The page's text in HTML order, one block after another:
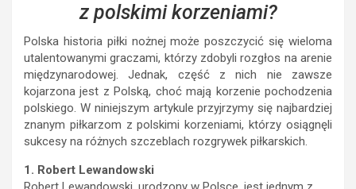
z polskimi korzeniami?
Polska historia piłki nożnej może poszczycić się wieloma
utalentowanymi graczami, którzy zdobyli rozgłos na arenie
międzynarodowej. Jednak, część z nich nie zawsze
kojarzona jest z Polską, choć mają korzenie pochodzenia
polskiego. W niniejszym artykule przyjrzymy się najbardziej
znanym piłkarzom z polskimi korzeniami, którzy osiągnęli
sukcesy na różnych szczeblach rozgrywek piłkarskich.
1. Robert Lewandowski